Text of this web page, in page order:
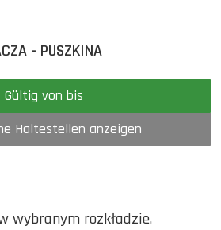
- PUSZKINA
Gültig von bis
Haltestellen anzeigen
wybranym rozkładzie.